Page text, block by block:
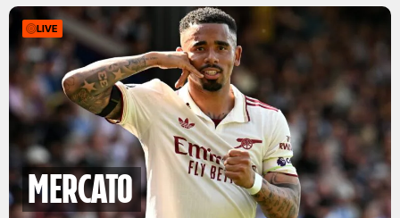
LIVE
mercato